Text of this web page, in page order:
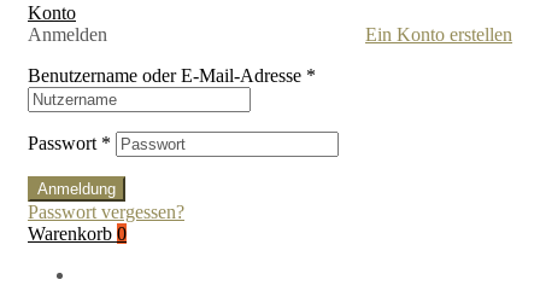
Konto
Anmelden
Ein Konto erstellen
Benutzername oder E-Mail-Adresse *
Passwort *
Anmeldung
Passwort vergessen?
Warenkorb 0